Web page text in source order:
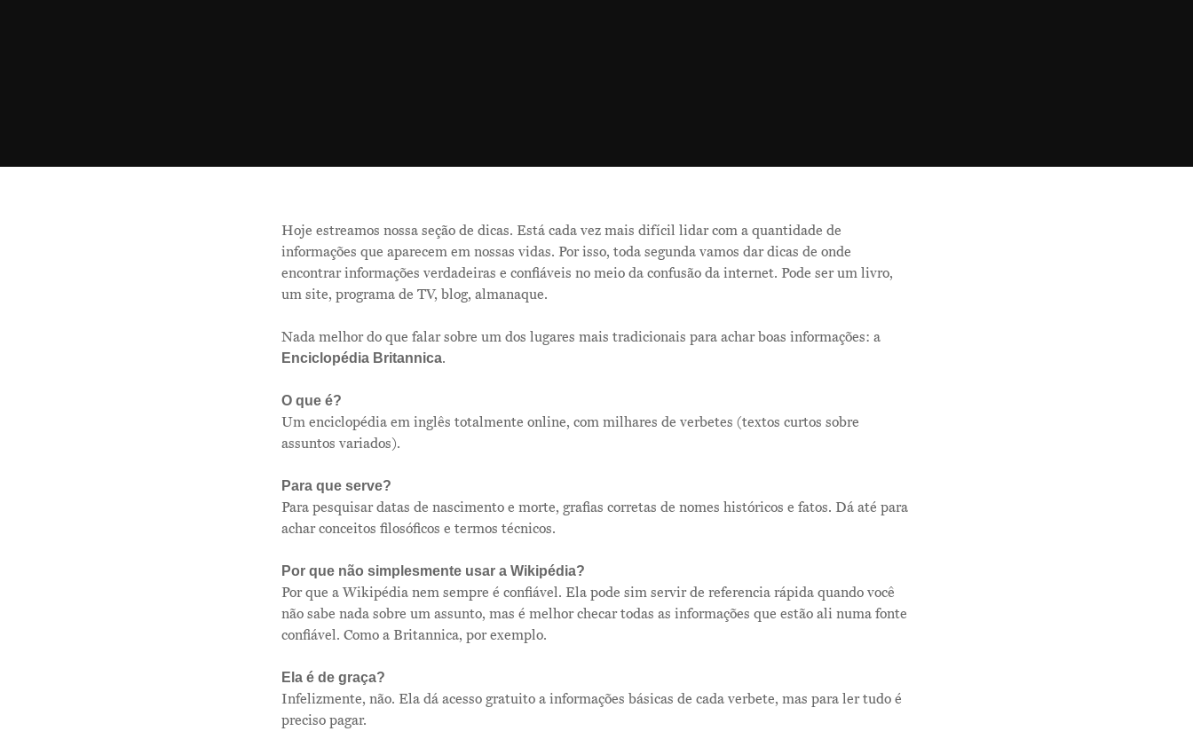
Hoje estreamos nossa seção de dicas. Está cada vez mais difícil lidar com a quantidade de
informações que aparecem em nossas vidas. Por isso, toda segunda vamos dar dicas de onde
encontrar informações verdadeiras e confiáveis no meio da confusão da internet. Pode ser um livro,
um site, programa de TV, blog, almanaque.
Nada melhor do que falar sobre um dos lugares mais tradicionais para achar boas informações: a
Enciclopédia Britannica.
O que é?
Um enciclopédia em inglês totalmente online, com milhares de verbetes (textos curtos sobre
assuntos variados).
Para que serve?
Para pesquisar datas de nascimento e morte, grafias corretas de nomes históricos e fatos. Dá até para
achar conceitos filosóficos e termos técnicos.
Por que não simplesmente usar a Wikipédia?
Por que a Wikipédia nem sempre é confiável. Ela pode sim servir de referencia rápida quando você
não sabe nada sobre um assunto, mas é melhor checar todas as informações que estão ali numa fonte
confiável. Como a Britannica, por exemplo.
Ela é de graça?
Infelizmente, não. Ela dá acesso gratuito a informações básicas de cada verbete, mas para ler tudo é
preciso pagar.